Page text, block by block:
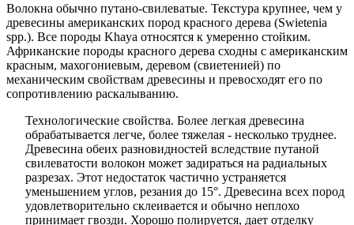
Волокна обычно путано-свилеватые. Текстура крупнее, чем у
древесины американских пород красного дерева (Swietenia
spp.). Все породы Khaya относятся к умеренно стойким.
Африканские породы красного дерева сходны с американским
красным, махогониевым, деревом (свиетенией) по
механическим свойствам древесины и превосходят его по
сопротивлению раскалыванию.
Технологические свойства. Более легкая древесина
обрабатывается легче, более тяжелая - несколько труднее.
Древесина обеих разновидностей вследствие путаной
свилеватости волокон может задираться на радиальных
разрезах. Этот недостаток частично устраняется
уменьшением углов, резания до 15°. Древесина всех пород
удовлетворительно склеивается и обычно неплохо
принимает гвозди. Хорошо полируется, дает отделку